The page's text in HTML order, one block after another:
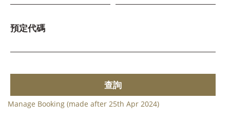
預定代碼
查詢
Manage Booking (made after 25th Apr 2024)